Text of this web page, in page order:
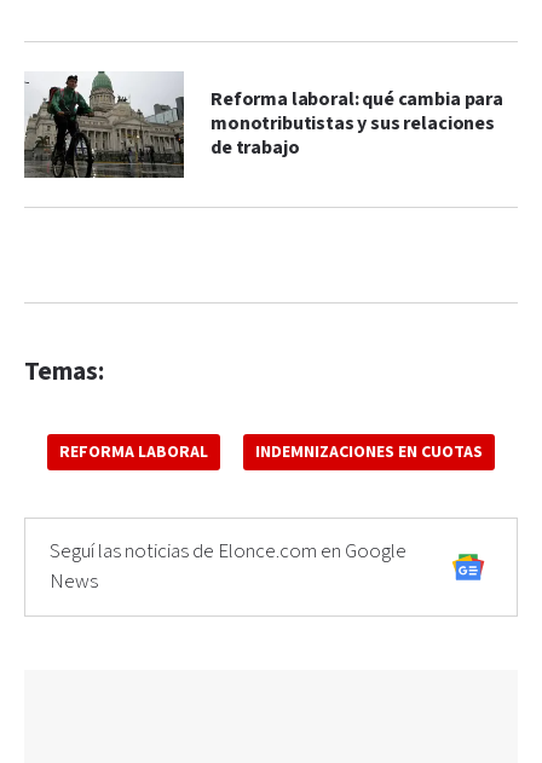
Reforma laboral: qué cambia para
monotributistas y sus relaciones
de trabajo
Temas:
REFORMA LABORAL INDEMNIZACIONES EN CUOTAS
Seguí las noticias de Elonce.com en Google
News